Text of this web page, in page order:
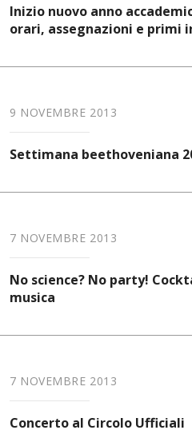
Inizio nuovo anno
orari, assegnazioni e primi
9 NOVEMBRE 2013
Settimana beethoveniana
7 NOVEMBRE 2013
No science? No party!
musica
7 NOVEMBRE 2013
Concerto al Circolo Ufficiali